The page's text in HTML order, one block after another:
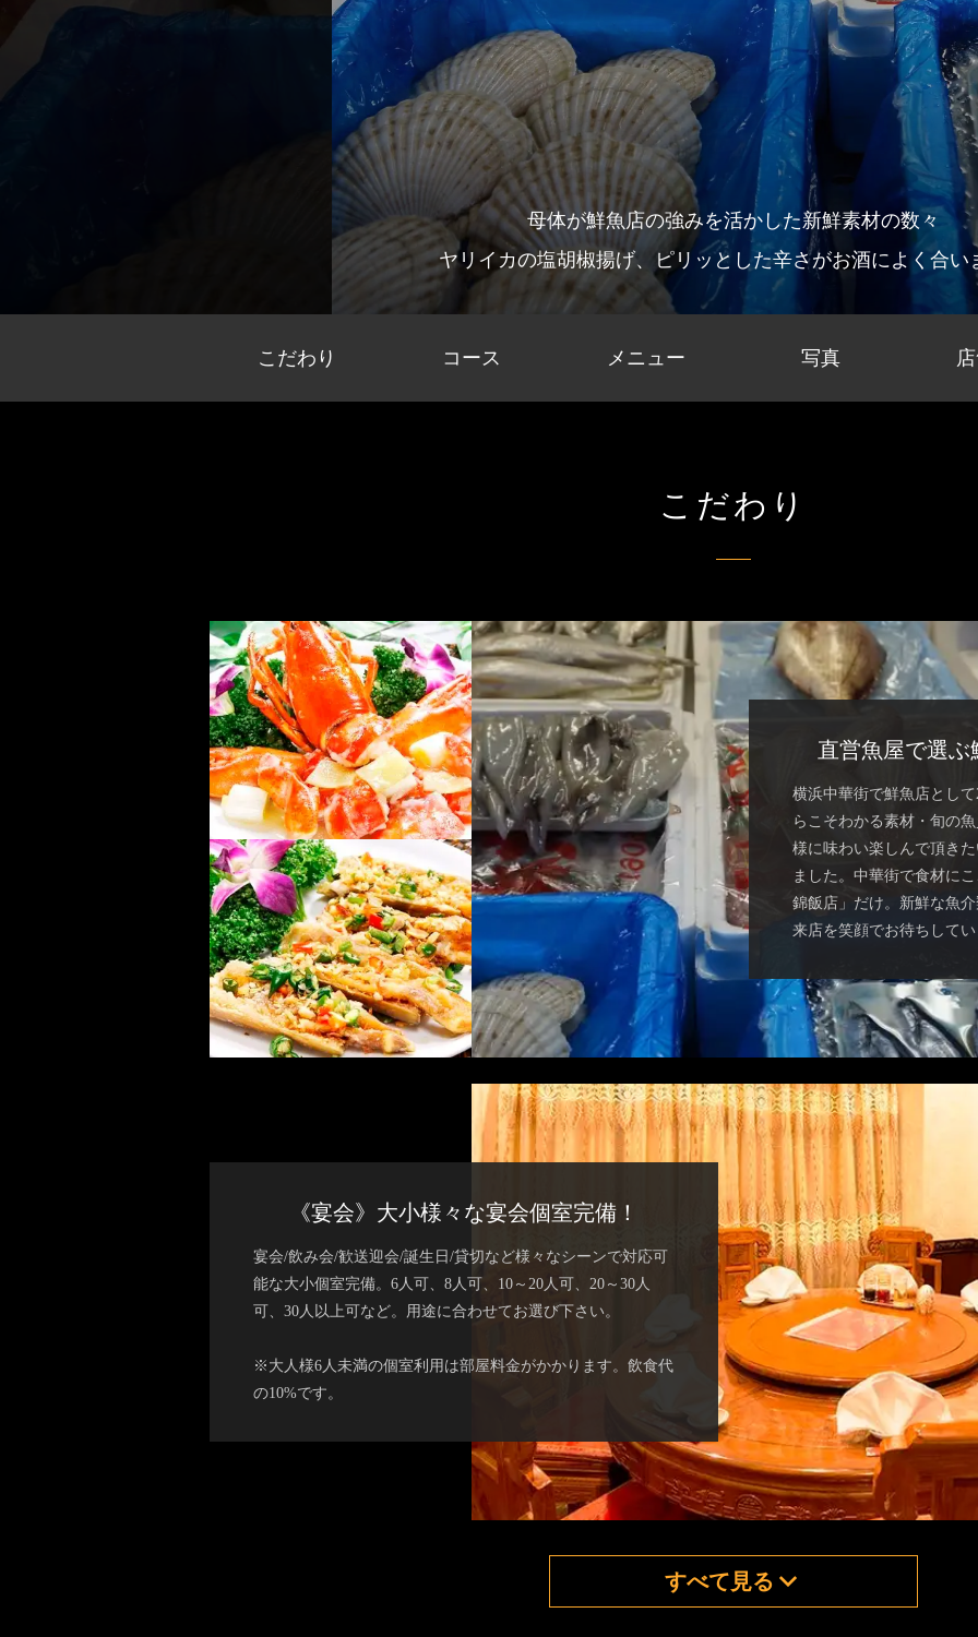
母体が鮮魚店の強みを活かした新鮮素材の数々
ヤリイカの塩胡椒揚げ、ピリッとした辛さがお酒によく合い
こだわり コース メニュー 写真
こだわり
直営魚屋で選
横浜中華街で鮮魚店とし
らこそわかる素材・旬の
様に味わい楽しんで頂き
ました。中華街で食材に
錦飯店」だけ。新鮮な魚
来店を笑顔でお待ちして
《宴会》大小様々な宴会個室完備！
宴会/飲み会/歓送迎会/誕生日/貸切など様々なシーンで対応可
能な大小個室完備。6人可、8人可、10～20人可、20～30人
可、30人以上可など。用途に合わせてお選び下さい。
※大人様6人未満の個室利用は部屋料金がかかります。飲食代
の10%です。
すべて見る